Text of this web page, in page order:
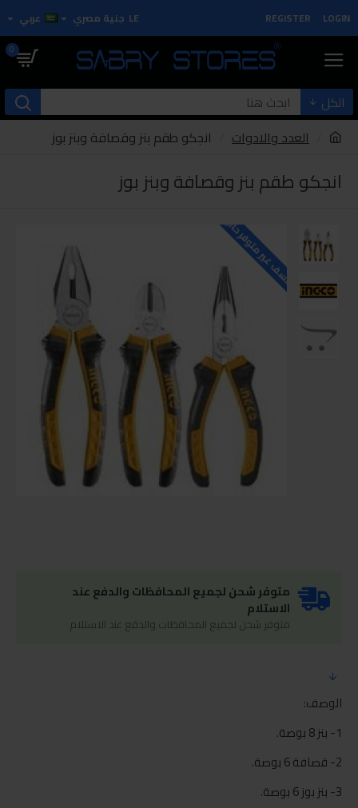
LOGIN
REGISTER
LE جنية مصري عربي
0
الكل
العدد والادوات
انجكو طقم بنز وقصافة وبنز بوز
انجكو طقم بنز وقصافة وبنز بوز
للاسف غير متوفر حاليا
متوفر شحن لجميع المحافظات والدفع عند
الاستلام
متوفر شحن لجميع المحافظات والدفع عند الاستلام
الوصف:
1- بنز 8 بوصة.
2- قصافة 6 بوصة.
3- بنز بوز 6 بوصة.